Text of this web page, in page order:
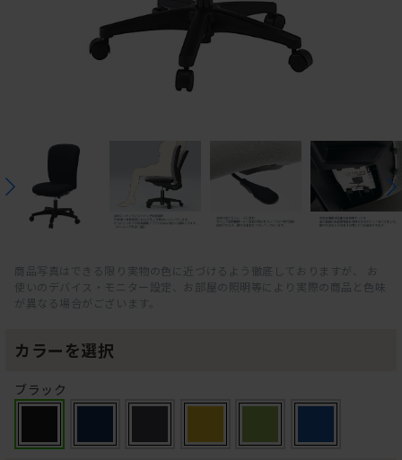
商品写真はできる限り実物の色に近づけるよう徹底しておりますが、 お
使いのデバイス・モニター設定、お部屋の照明等により実際の商品と色味
が異なる場合がございます。
カラーを選択
ブラック